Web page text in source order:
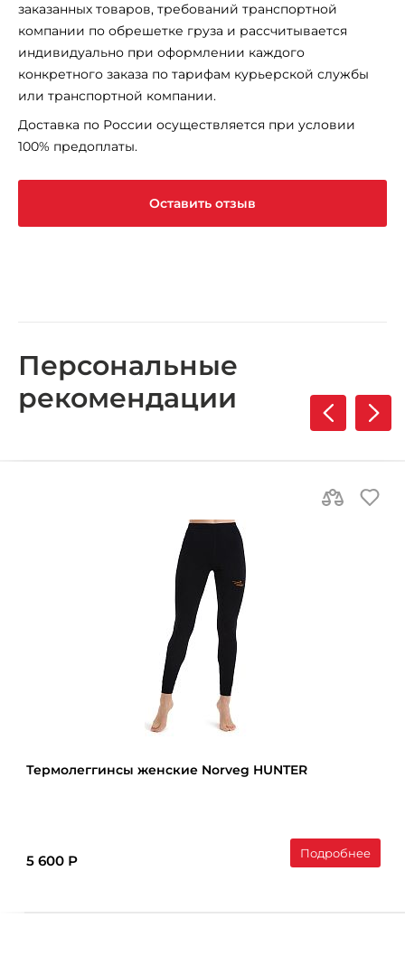
заказанных товаров, требований транспортной
компании по обрешетке груза и рассчитывается
индивидуально при оформлении каждого
конкретного заказа по тарифам курьерской службы
или транспортной компании.
Доставка по России осуществляется при условии
100% предоплаты.
Оставить отзыв
Персональные
рекомендации
Термолеггинcы женские Norveg HUNTER
5 600 Р Подробнее